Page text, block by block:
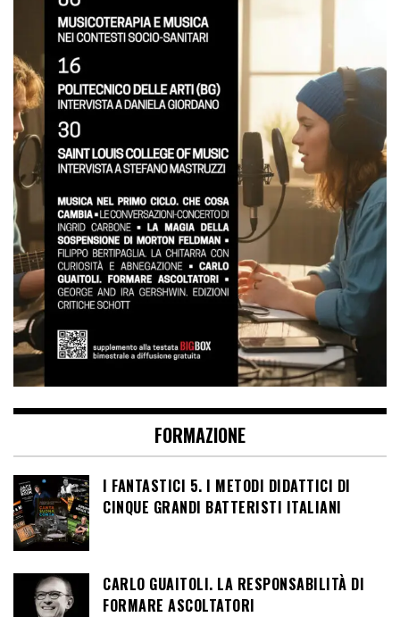
FORMAZIONE
I FANTASTICI 5. I METODI DIDATTICI DI
CINQUE GRANDI BATTERISTI ITALIANI
CARLO GUAITOLI. LA RESPONSABILITÀ DI
FORMARE ASCOLTATORI